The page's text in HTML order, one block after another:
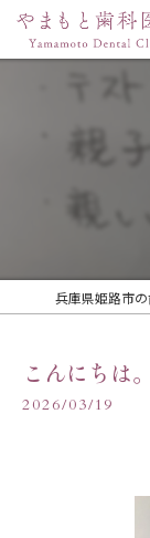
こんにちは。
2026/03/19